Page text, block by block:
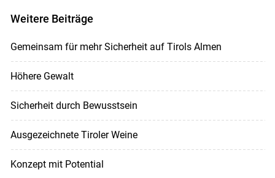
Weitere Beiträge
Gemeinsam für mehr Sicherheit auf Tirols Almen
Höhere Gewalt
Sicherheit durch Bewusstsein
Ausgezeichnete Tiroler Weine
Konzept mit Potential